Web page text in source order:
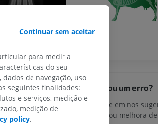
Encontrou um erro?
Não hesite em nos
tradução ou melhora
Continuar sem aceitar
para medir a
do seu
de navegação, uso
seguintes finalidades:
e serviços, medição e
medição de
policy.